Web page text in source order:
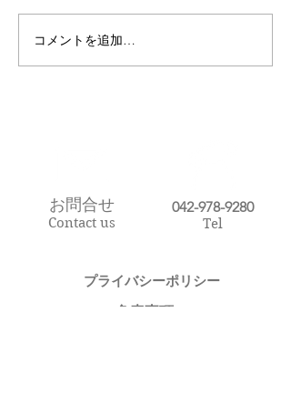
コメントを追加…
お問合せ
Contact us
​042-978-9280
Tel
プライバシーポリシー​
​免責事項